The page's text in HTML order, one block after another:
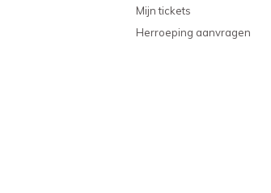
Mijn tickets
Herroeping aanvragen